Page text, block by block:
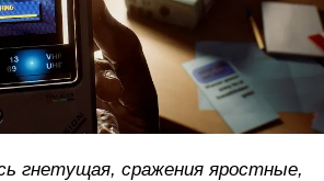
гнетущая, сражения яростные,